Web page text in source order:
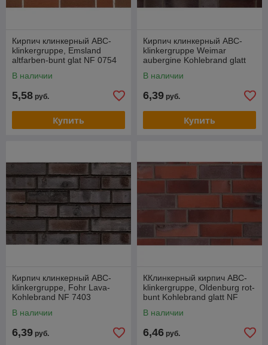
Кирпич клинкерный ABC-
klinkergruppe, Emsland
altfarben-bunt glat NF 0754
В наличии
5,58 руб.
Купить
Кирпич клинкерный ABC-
klinkergruppe Weimar
aubergine Kohlebrand glatt
В наличии
6,39 руб.
Купить
Кирпич клинкерный ABC-
klinkergruppe, Fohr Lava-
Kohlebrand NF 7403
В наличии
6,39 руб.
ККлинкерный кирпич ABC-
klinkergruppe, Oldenburg rot-
bunt Kohlebrand glatt NF
В наличии
6,46 руб.